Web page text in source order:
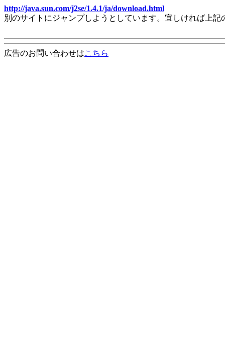
http://java.sun.com/j2se/1.4.1/ja/download.html
別のサイトにジャンプしようとしています。宜しければ上
広告のお問い合わせはこちら